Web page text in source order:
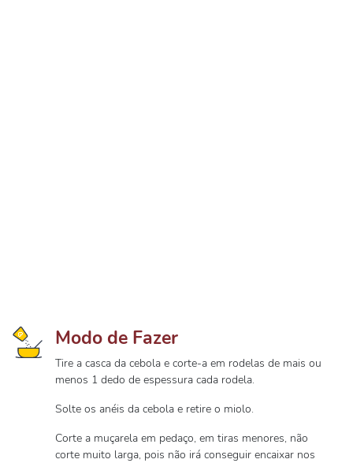
Modo de Fazer
Tire a casca da cebola e corte-a em rodelas de mais ou
menos 1 dedo de espessura cada rodela.
Solte os anéis da cebola e retire o miolo.
Corte a muçarela em pedaço, em tiras menores, não
corte muito larga, pois não irá conseguir encaixar nos